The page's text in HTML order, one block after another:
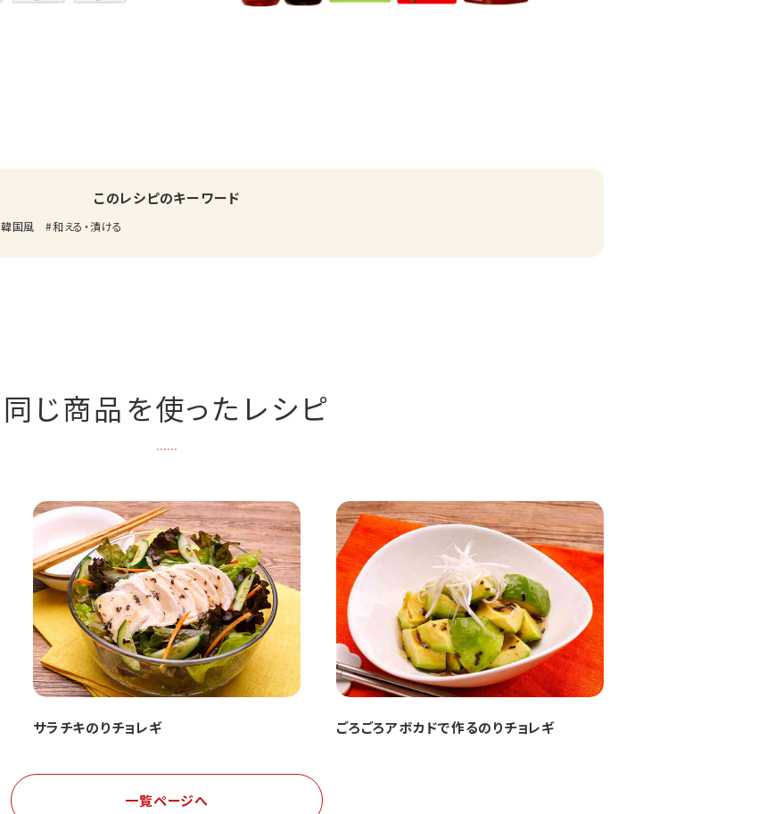
このレシピのキーワード
韓国風 和える・漬ける
同じ商品を使ったレシピ
サラチキのりチョレギ ごろごろアボカドで作るのりチョレギ
一覧ページへ